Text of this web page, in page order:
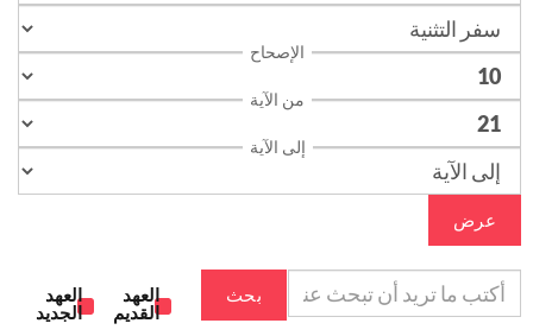
الإصحاح
من الآية
إلى الآية
عرض
بحث
العهد
القديم
العهد
الجديد